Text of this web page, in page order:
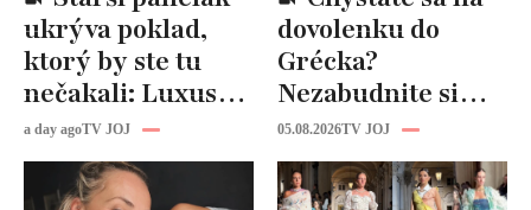
ukrýva poklad,
ktorý by ste tu
nečakali: Luxusná
kuchyňa aj
kúpeľňa ako z
novostavby!
a day agoTV JOJ
dovolenku do
Grécka?
Nezabudnite si
odtiaľ uloviť tieto
štýlové kúsky
05.08.2026TV JOJ